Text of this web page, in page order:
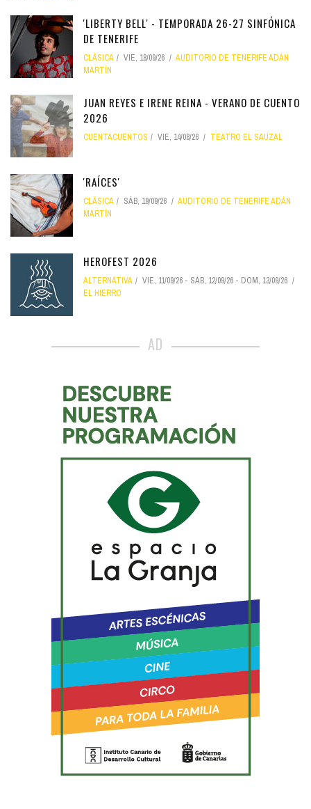
'LIBERTY BELL' - TEMPORADA 26-27 SINFÓNICA
DE TENERIFE
CLÁSICA VIE, 18/09/26
AUDITORIO DE TENERIFE ADÁN
MARTÍN
JUAN REYES E IRENE REINA - VERANO DE CUENTO
2026
CUENTACUENTOS VIE, 14/08/26 TEATRO EL SAUZAL
'RAÍCES'
CLÁSICA SÁB, 19/09/26
AUDITORIO DE TENERIFE ADÁN
MARTÍN
HEROFEST 2026
ALTERNATIVA VIE, 11/09/26 - SÁB, 12/09/26 - DOM, 13/09/26
EL HIERRO
AD